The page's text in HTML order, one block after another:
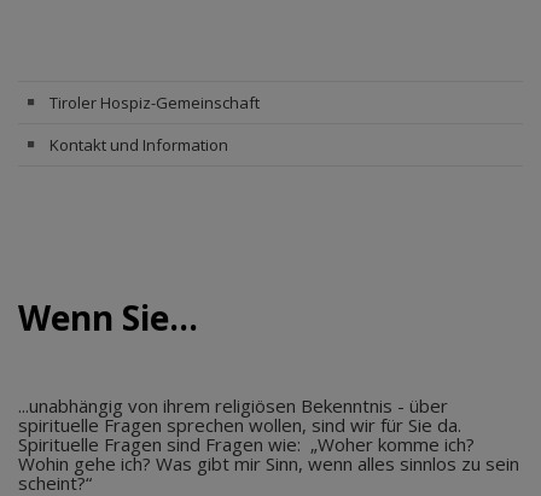
Tiroler Hospiz-Gemeinschaft
Kontakt und Information
Wenn Sie...
...unabhängig von ihrem religiösen Bekenntnis - über
spirituelle Fragen sprechen wollen, sind wir für Sie da.
Spirituelle Fragen sind Fragen wie: „Woher komme ich?
Wohin gehe ich? Was gibt mir Sinn, wenn alles sinnlos zu sein
scheint?“